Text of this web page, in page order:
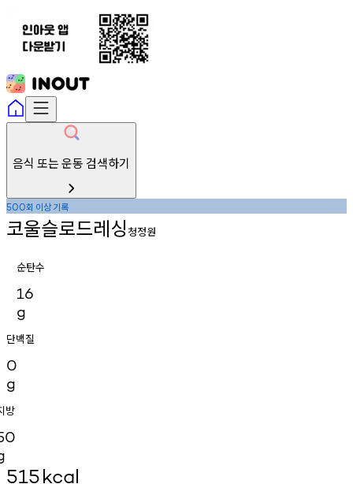
음식 또는 운동 검색하기
500회 이상기록
코울슬로드레싱청정원
순탄수
16
g
단백질
0
g
방
515kcal